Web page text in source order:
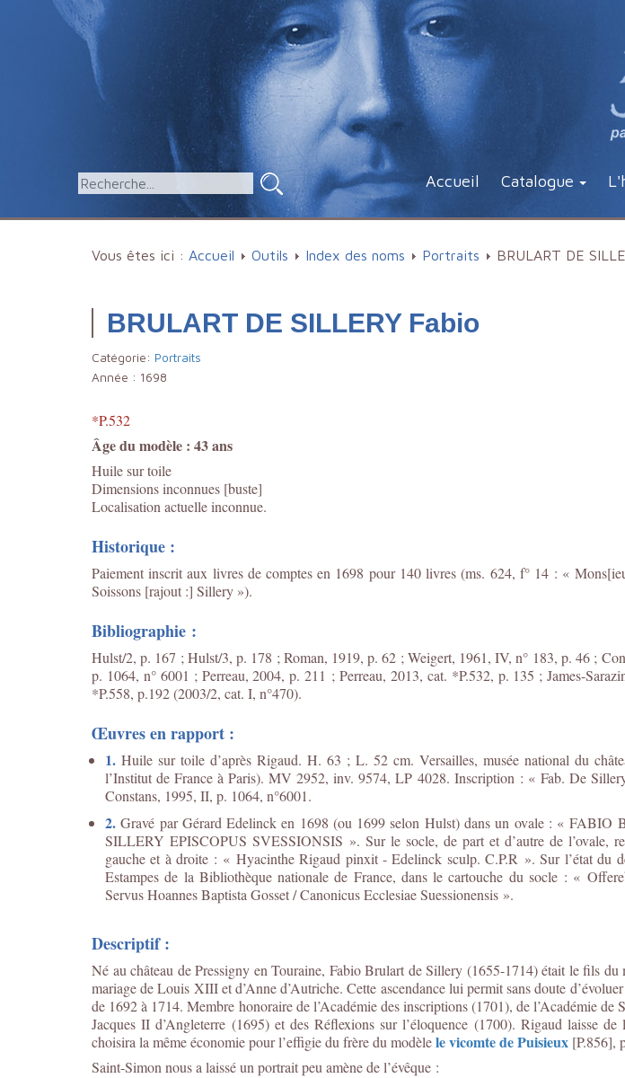
Accueil Catalogue
Vous êtes ici : Accueil Outils Index des noms Portraits BRULART DE
BRULART DE SILLERY Fabio
Catégorie: Portraits
Année : 1698
*P.532
Âge du modèle : 43 ans
Huile sur toile
Dimensions inconnues [buste]
Localisation actuelle inconnue.
Historique :
Paiement inscrit aux livres de comptes en 1698 pour 140 livres (ms. 624, f° 14 : «
Soissons [rajout :] Sillery »).
Bibliographie :
Hulst/2, p. 167 ; Hulst/3, p. 178 ; Roman, 1919, p. 62 ; Weigert, 1961, IV, n° 183, p. 46 ;
p. 1064, n° 6001 ; Perreau, 2004, p. 211 ; Perreau, 2013, cat. *P.532, p. 135 ; James-
*P.558, p.192 (2003/2, cat. I, n°470).
Œuvres en rapport :
1. Huile sur toile d’après Rigaud. H. 63 ; L. 52 cm. Versailles, musée national du
l’Institut de France à Paris). MV 2952, inv. 9574, LP 4028. Inscription : « Fab. De
Constans, 1995, II, p. 1064, n°6001.
2. Gravé par Gérard Edelinck en 1698 (ou 1699 selon Hulst) dans un ovale : « FABIO
SILLERY EPISCOPUS SVESSIONSIS ». Sur le socle, de part et d’autre de l’ovale,
gauche et à droite : « Hyacinthe Rigaud pinxit - Edelinck sculp. C.P.R ». Sur l’état du
Estampes de la Bibliothèque nationale de France, dans le cartouche du socle : «
Servus Hoannes Baptista Gosset / Canonicus Ecclesiae Suessionensis ».
Descriptif :
Né au château de Pressigny en Touraine, Fabio Brulart de Sillery (1655-1714) était le fils
mariage de Louis XIII et d’Anne d’Autriche. Cette ascendance lui permit sans doute
de 1692 à 1714. Membre honoraire de l’Académie des inscriptions (1701), de l’Académie
Jacques II d’Angleterre (1695) et des Réflexions sur l’éloquence (1700). Rigaud laisse
choisira la même économie pour l’effigie du frère du modèlele vicomte de Puisieux [P.856],
Saint-Simon nous a laissé un portrait peu amène de l’évêque :